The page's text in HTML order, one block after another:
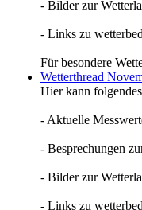
- Bilder zur
- Links zu
Für besondere
Wetterthread
Hier kann
- Aktuelle
- Besprechungen
- Bilder zur
- Links zu